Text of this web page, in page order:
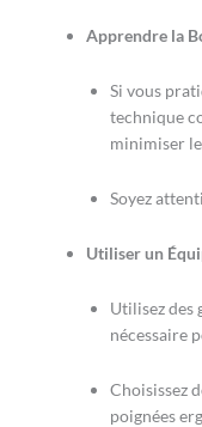
Apprendre la
Si vous
technique
minimiser
Soyez
Utiliser un
Utilisez des
nécessaire
Choisissez
poignées